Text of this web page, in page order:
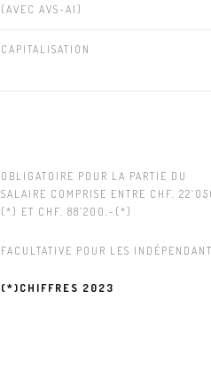
(AVEC AVS-AI)
CAPITALISATION
OBLIGATOIRE POUR LA PARTIE DU
SALAIRE COMPRISE ENTRE CHF.
(*) ET CHF. 88’200.-(*)
FACULTATIVE POUR LES
(*)CHIFFRES 2023